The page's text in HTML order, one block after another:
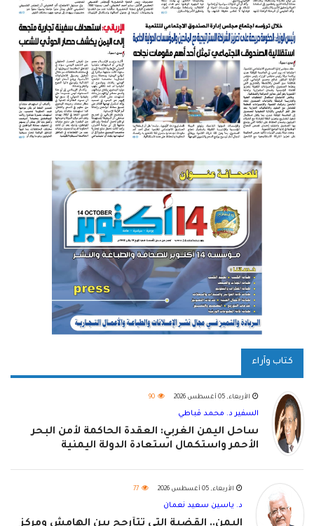
كتاب وآراء
الأربعاء, 05 أغسطس 2026 90
السفير د. محمد قباطي
ساحل اليمن الغربي: العقدة الحاكمة لأمن البحر
الأحمر واستكمال استعادة الدولة اليمنية
الأربعاء, 05 أغسطس 2026 77
د. ياسين سعيد نعمان